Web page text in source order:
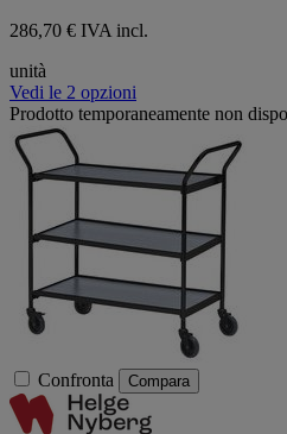
286,70 € IVA incl.
unità
Vedi le 2 opzioni
Prodotto temporaneamente non
Confronta Compara